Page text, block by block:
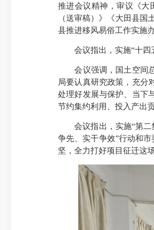
推进会议精神，审议《大
（送审稿）》《大田县国
县推进移风易俗工作实施
会议指出，实施“十四五
会议强调，国土空间总
局要认真研究政策，充分
处理好发展与保护、当下
节约集约利用、投入产出
会议指出，实施“第二集
争先、实干争效”行动和
坚，全力打好项目征迁这场